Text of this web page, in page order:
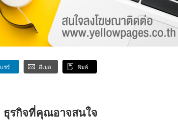
แชร์ อีเมล พิมพ์
ธุรกิจที่คุณอาจสนใจ